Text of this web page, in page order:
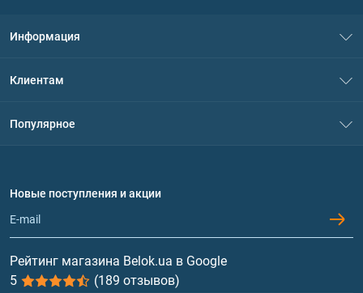
Информация
Политика конфиденциальности
Обмен и возврат
Клиентам
Популярное
Протеин
Гейнеры
Витамины и минералы
Рыбий жир, жирные кислоты
Новые поступления и акции
Рейтинг магазина Belok.ua в Google
5
(189 отзывов)